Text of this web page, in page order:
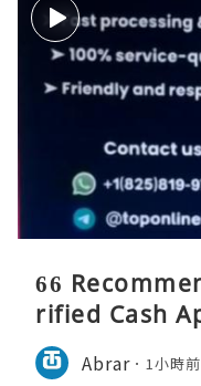
66
rified Cash
Abrar 1小時前